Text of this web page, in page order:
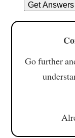
Go further